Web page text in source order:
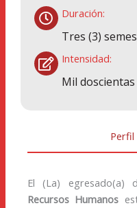
Duración:
Tres (3)
Intensidad:
Mil
El (La) egresado(a)
Recursos Humanos​